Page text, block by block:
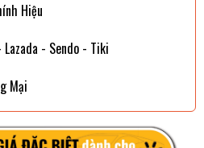
Hiệu
Lazada - Sendo - Tiki
Mại